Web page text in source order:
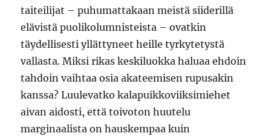
taiteilijat – puhumattakaan meistä siiderillä
elävistä puolikolumnisteista – ovatkin
täydellisesti yllättyneet heille tyrkytetystä
vallasta. Miksi rikas keskiluokka haluaa ehdoin
tahdoin vaihtaa osia akateemisen rupusakin
kanssa? Luulevatko kalapuikkoviiksimiehet
aivan aidosti, että toivoton huutelu
marginaalista on hauskempaa kuin